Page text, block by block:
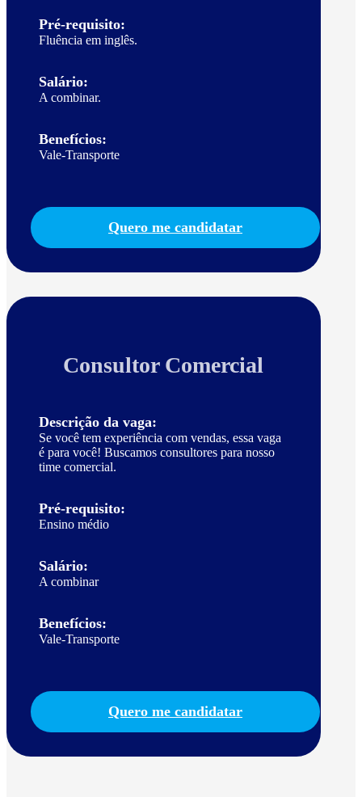
Pré-requisito:
Fluência em inglês.
Salário:
A combinar.
Benefícios:
Vale-Transporte
Quero me candidatar
Consultor Comercial
Descrição da vaga:
Se você tem experiência com vendas, essa vaga
é para você! Buscamos consultores para nosso
time comercial.
Pré-requisito:
Ensino médio
Salário:
A combinar
Benefícios:
Vale-Transporte
Quero me candidatar